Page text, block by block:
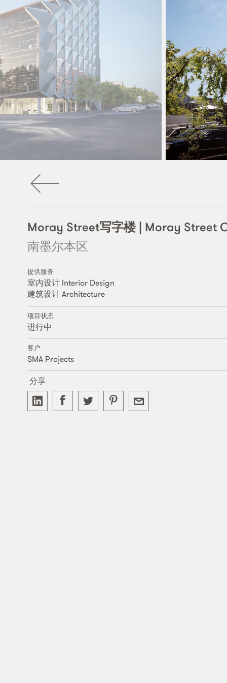
Moray Street写字楼 | Moray Street
南墨尔本区
提供服务
室内设计 Interior Design
建筑设计 Architecture
项目状态
进行中
客户
SMA Projects
分享